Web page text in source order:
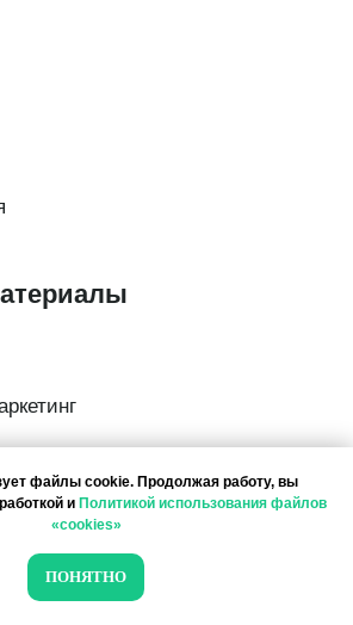
файлы cookie. Продолжая работу, вы
и Политикой использования файлов
«cookies»
ПОНЯТНО